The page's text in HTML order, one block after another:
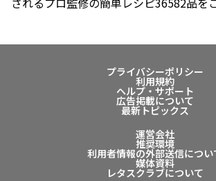
プライバシーポリシー
利用規約
ヘルプ・サポート
広告掲載について
最新トピックス
運営会社
推奨環境
利用者情報の外部送信につい
媒体資料
レタスクラブについて